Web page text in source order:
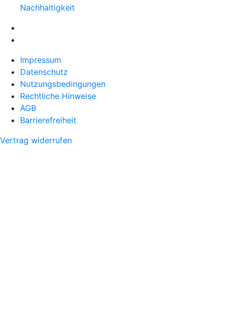
Nachhaltigkeit
Impressum
Datenschutz
Nutzungsbedingungen
Rechtliche Hinweise
AGB
Barrierefreiheit
Vertrag widerrufen